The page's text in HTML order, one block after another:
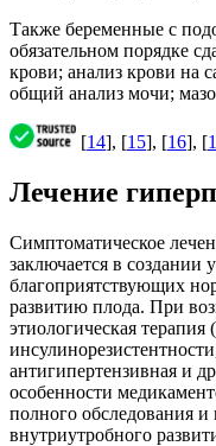
Также беременные с
обязательном порядке
крови; анализ крови на
общий анализ мочи;
[14], [15], [16], [
Лечение
Симптоматическое
заключается в создании
благоприятствующих
развитию плода. При
этиологическая
антигипертензивная и
особенности
полного обследования
внутриутробного